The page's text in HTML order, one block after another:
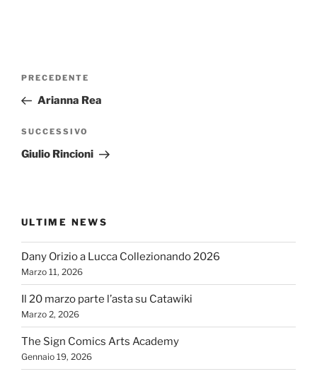
Navigazione
Articolo
precedente:
PRECEDENTE
Arianna Rea
Articolo
successivo
SUCCESSIVO
Giulio Rincioni
ULTIME NEWS
Dany Orizio a Lucca Collezionando 2026
Marzo 11, 2026
Il 20 marzo parte l’asta su Catawiki
Marzo 2, 2026
The Sign Comics Arts Academy
Gennaio 19, 2026